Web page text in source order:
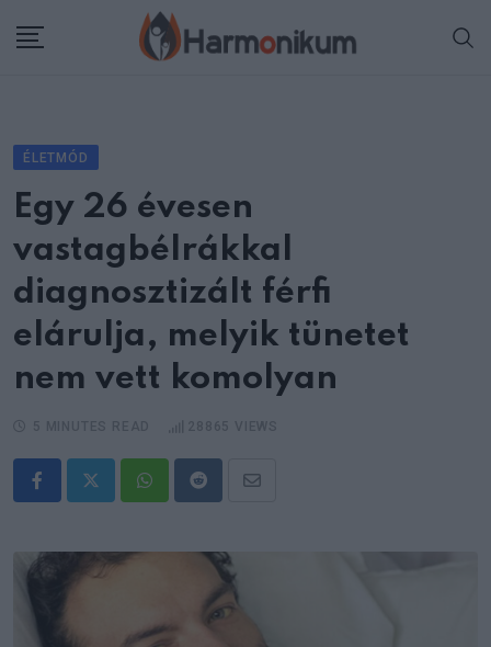
ÉLETMÓD
Egy 26 évesen
vastagbélrákkal
diagnosztizált férfi
elárulja, melyik tünetet
nem vett komolyan
WhatsappRedditShare